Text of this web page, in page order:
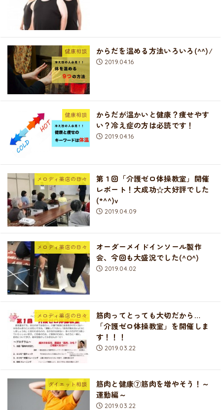
健康相談 からだを温める方法いろいろ(^^)/
2019.04.16
健康相談
からだが温かいと健康？痩せやす
い？冷え症の方は必読です！
2019.04.16
メロディ薬店の日々
第１回「介護ゼロ体操教室」開催
レポート！大成功☆大好評でした
(*^^)v
2019.04.09
メロディ薬店の日々
オーダーメイドインソール製作
会、今回も大盛況でした(^O^)
2019.04.02
メロディ薬店の日々
筋肉ってとっても大切だから…
「介護ゼロ体操教室」を開催しま
す！！！
2019.03.22
ダイエット相談
筋肉と健康⑦筋肉を増やそう！～
運動編～
2019.03.22